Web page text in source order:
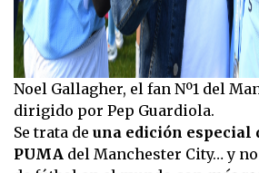
Noel Gallagher, el fan Nº1 del
dirigido por Pep Guardiola.
Se trata de una edición especial
PUMA del Manchester City… y